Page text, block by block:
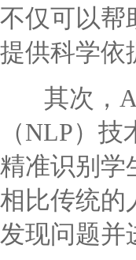
不仅可以帮
提供科学依
其次，AI
（NLP）
精准识别学
相比传统的
发现问题并